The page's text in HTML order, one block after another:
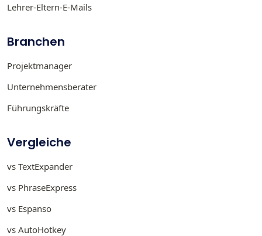
Lehrer-Eltern-E-Mails
Branchen
Projektmanager
Unternehmensberater
Führungskräfte
Vergleiche
vs TextExpander
vs PhraseExpress
vs Espanso
vs AutoHotkey